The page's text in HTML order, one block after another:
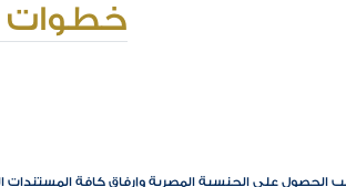
خطوات
الحصول على الجنسية المصرية وإرفاق كافة المستندات